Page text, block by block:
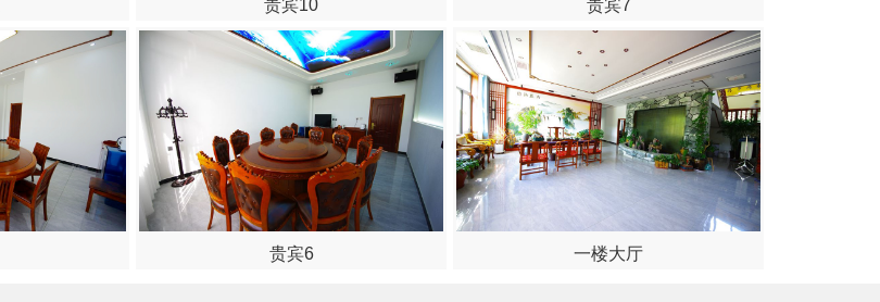
贵宾10 贵宾7
贵宾6 一楼大厅